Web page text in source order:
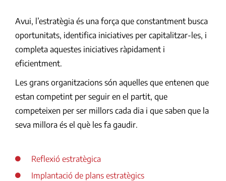
Avui, l’estratègia és una força que constantment busca
oportunitats, identifica iniciatives per capitalitzar-les, i
completa aquestes iniciatives ràpidament i
eficientment.
Les grans organitzacions són aquelles que entenen que
estan competint per seguir en el partit, que
competeixen per ser millors cada dia i que saben que la
seva millora és el què les fa gaudir.
Reflexió estratègica
Implantació de plans estratègics